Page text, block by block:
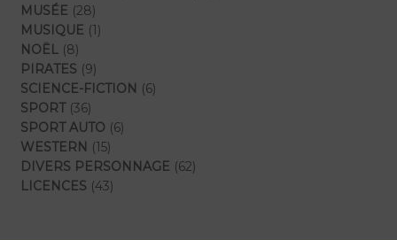
MUSÉE 2828
produits
MUSIQUE 11
NOËL 88
produits
PIRATES 99
produits
SCIENCE-FICTION 66
SPORT 3636
produits
SPORT AUTO 66
WESTERN 1515
produits
DIVERS PERSONNAGE 6262
LICENCES 4343